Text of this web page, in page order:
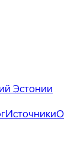
Эстонии
ИсточникиО